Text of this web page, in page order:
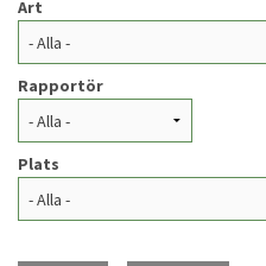
Art
Rapportör
Plats